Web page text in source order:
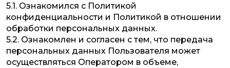
5.1. Ознакомился с Политикой
конфиденциальности и Политикой в отношении
обработки персональных данных.
5.2. Ознакомлен и согласен с тем, что передача
персональных данных Пользователя может
осуществляться Оператором в объеме,